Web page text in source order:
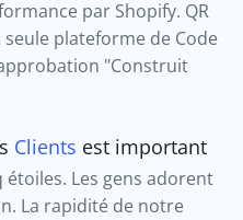
par Shopify. QR
plateforme de Code
"Construit
Clients est important
étoiles. Les gens adorent
La rapidité de notre